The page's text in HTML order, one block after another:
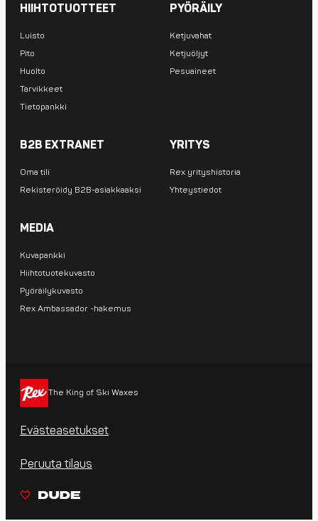
HIIHTOTUOTTEET
Luisto
Pito
Huolto
Tarvikkeet
Tietopankki
PYÖRÄILY
Ketjuvahat
Ketjuöljyt
Pesuaineet
B2B EXTRANET
Oma tili
Rekisteröidy B2B-asiakkaaksi
YRITYS
Rex yrityshistoria
Yhteystiedot
MEDIA
Kuvapankki
Hiihtotuotekuvasto
Pyöräilykuvasto
Rex Ambassador -hakemus
The King of Ski Waxes
Evästeasetukset
Peruuta tilaus